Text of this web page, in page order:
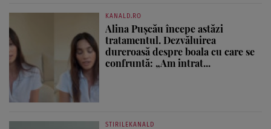
KANALD.RO
Alina Pușcău începe astăzi
tratamentul. Dezvăluirea
dureroasă despre boala cu care se
confruntă: „Am intrat...
STIRILEKANALD